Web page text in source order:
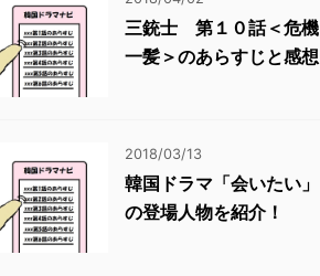
三銃士 第１０話＜危機
一髪＞のあらすじと感想
2018/03/13
韓国ドラマ「会いたい」
の登場人物を紹介！